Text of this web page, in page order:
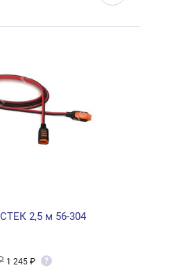
2,5 м 56-304
1 245 ₽ ?